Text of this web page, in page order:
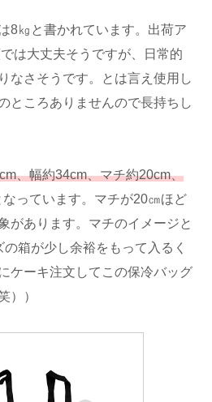
8㎏と書かれています。出荷ア
は大丈夫そうですが、日常的
なさそうです。とは言え使用し
ところありませんので長持ちし
、幅約34cm、マチ約20cm、
なっています。マチが20㎝ほど
があります。マチのイメージと
箱が少し余裕をもって入るく
ケーキ注文してこの保冷バッグ
））